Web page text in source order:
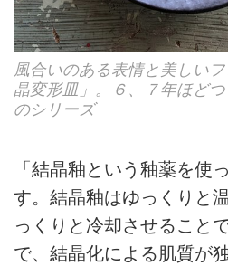
風合いのある表情と美しい
晶変形皿」。６、７年ほど
のシリーズ
「結晶釉という釉薬を使
す。結晶釉はゆっくりと
っくりと冷却させること
で、結晶化による肌質が